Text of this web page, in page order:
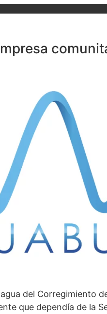
del Corregimiento
que dependía de la